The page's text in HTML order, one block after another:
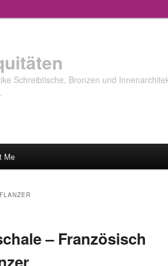
Schreibtische, Bronzen und
Me
– Französisch